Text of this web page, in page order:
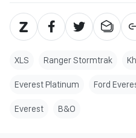
XLS Ranger Stormtrak
Everest Platinum Ford
Everest B&O